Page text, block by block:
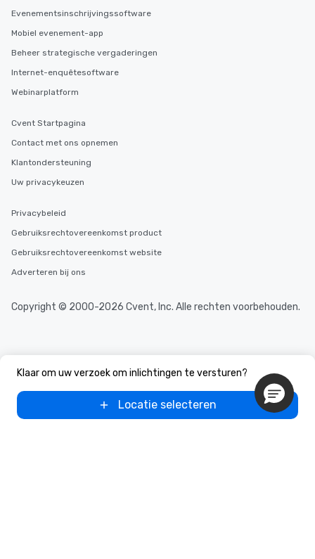
Klaar om uw verzoek om inlichtingen te versturen?
Locatie selecteren
Evenementsinschrijvingssoftware
Mobiel evenement-app
Beheer strategische vergaderingen
Internet-enquêtesoftware
Webinarplatform
Cvent Startpagina
Contact met ons opnemen
Klantondersteuning
Uw privacykeuzen
Privacybeleid
Gebruiksrechtovereenkomst product
Gebruiksrechtovereenkomst website
Adverteren bij ons
Copyright © 2000-2026 Cvent, Inc. Alle rechten voorbehouden.